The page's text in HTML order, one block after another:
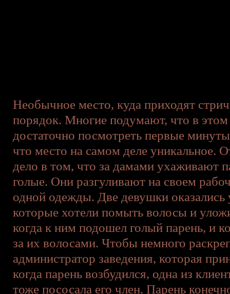
Необычное место, куда приходят
порядок. Многие подумают, что в
достаточно посмотреть первые
что место на самом деле уникальное.
дело в том, что за дамами ухаживают
голые. Они разгуливают на своем
одной одежды. Две девушки
которые хотели помыть волосы и
когда к ним подошел голый парень, и
за их волосами. Чтобы немного
администратор заведения, которая
когда парень возбудился, одна из
тоже пососала его член. Парень